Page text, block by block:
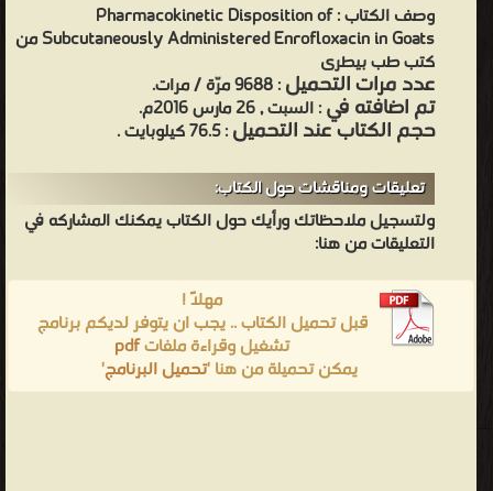
وصف الكتاب :Pharmacokinetic Disposition of
Subcutaneously Administered Enrofloxacin in Goats من
كتب طب بيطرى
عدد مرات التحميل: 9688 مرّة / مرات.
تم اضافته في: السبت , 26 مارس 2016م.
حجم الكتاب عند التحميل: 76.5 كيلوبايت .
تعليقات ومناقشات حول الكتاب:
ولتسجيل ملاحظاتك ورأيك حول الكتاب يمكنك المشاركه في
التعليقات من هنا:
مهلاً !
قبل تحميل الكتاب .. يجب ان يتوفر لديكم برنامج
تشغيل وقراءة ملفاتpdf
يمكن تحميلة من هنا 'تحميل البرنامج'